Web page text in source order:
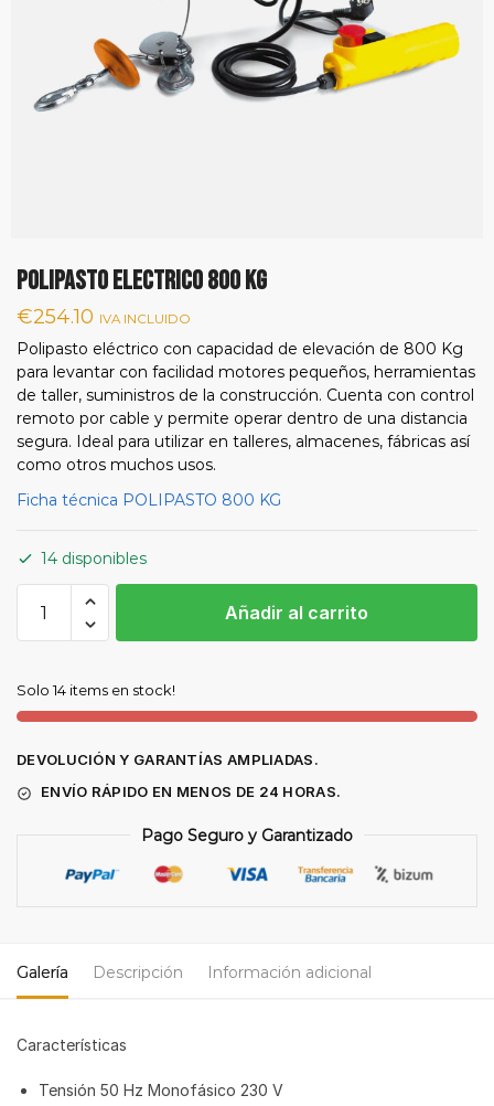
POLIPASTO ELECTRICO 800 Kg
€254.10 IVA INCLUIDO
Polipasto eléctrico con capacidad de elevación de 800 Kg
para levantar con facilidad motores pequeños, herramientas
de taller, suministros de la construcción. Cuenta con control
remoto por cable y permite operar dentro de una distancia
segura. Ideal para utilizar en talleres, almacenes, fábricas así
como otros muchos usos.
Ficha técnica POLIPASTO 800 KG
14 disponibles
POLIPASTO
ELECTRICO
cantidad
Añadir al carrito
Solo 14 items en stock!
DEVOLUCIÓN Y GARANTÍAS AMPLIADAS.
ENVÍO RÁPIDO EN MENOS DE 24 HORAS.
Pago Seguro y Garantizado
Galería Descripción Información adicional
Características
Tensión 50 Hz Monofásico 230 V